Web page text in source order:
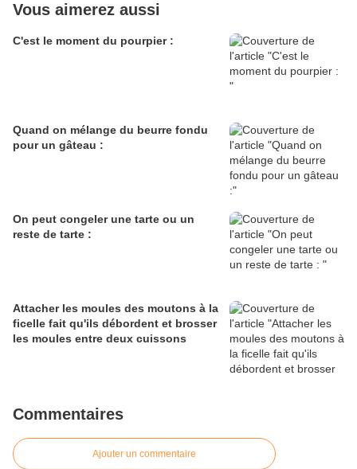
Vous aimerez aussi
C'est le moment du pourpier :
Quand on mélange du beurre fondu
pour un gâteau :
On peut congeler une tarte ou un
reste de tarte :
Attacher les moules des moutons à la
ficelle fait qu'ils débordent et brosser
les moules entre deux cuissons
Commentaires
Ajouter un commentaire